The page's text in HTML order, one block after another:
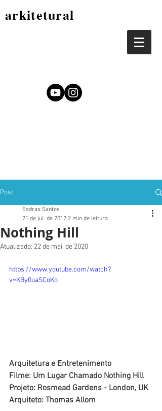
arkitetural
Post
Nothing Hill
Esdras Santos
21 de jul. de 2017 2 min de leitura
Atualizado: 22 de mai. de 2020
https://www.youtube.com/watch?
v=KBy0uaSCoKo
Arquitetura e Entretenimento
Filme: Um Lugar Chamado Nothing Hill
Projeto: Rosmead Gardens - London, UK
Arquiteto: Thomas Allom